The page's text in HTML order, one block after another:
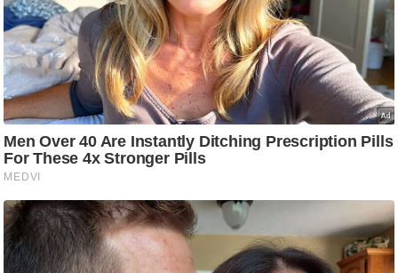
/
फै
श
न
घ
रे
लू
नु
स्खे
प
र्य